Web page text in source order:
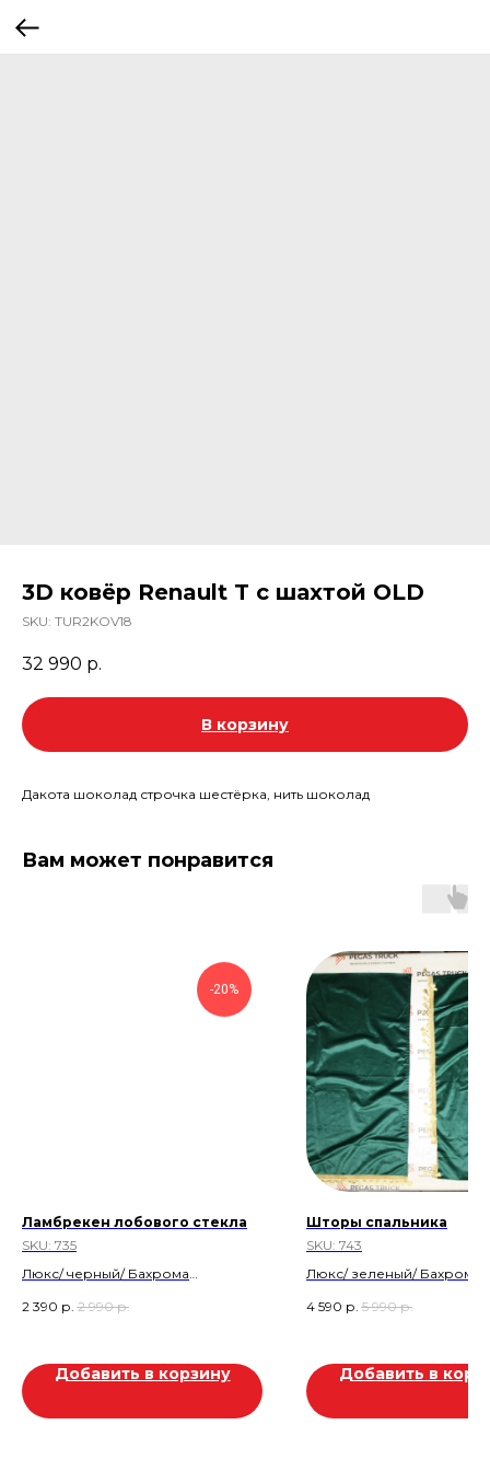
3D ковёр Renault T с шахтой OLD
SKU: TUR2KOV18
32 990 р.
В корзину
Дакота шоколад строчка шестёрка, нить шоколад
Вам может понравится
-20%
Ламбрекен лобового стекла
SKU: 735
Люкс/ черный/ Бахрома
Скидка 600р
2 390 р. 2 990 р.
Добавить в корзину
Шторы спальника
SKU: 743
Люкс/ зеленый/ Бахрома
Скидка 1.400 р
4 590 р. 5 990 р.
Добавить в